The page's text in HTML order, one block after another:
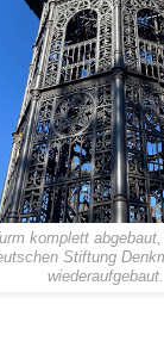
komplett
Stiftung
wiederaufgebaut.